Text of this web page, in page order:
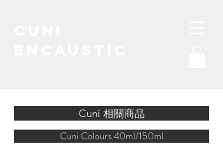
Cuni 相關商品
Cuni Colours 40ml/150ml